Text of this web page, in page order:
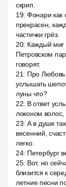
скрип.
19: Фонари как
прекрасен,
частички грёз.
20: Каждый миг
Петровском
говорят.
21: Про Любовь
услышать
луны что?
22: В ответ
локоном волос,
23: А в душе
весенний,
легко.
24: Петербург
25: Вот, но
близится к
летние песни